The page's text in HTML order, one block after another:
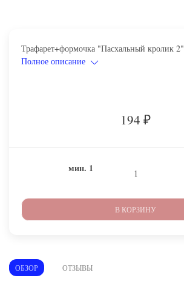
Трафарет+формочка "Пасхальный кролик 2"
Полное описание
194 ₽
мин. 1
В КОРЗИНУ
ОБЗОР ОТЗЫВЫ